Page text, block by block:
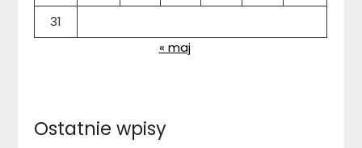
31
« maj
Ostatnie wpisy